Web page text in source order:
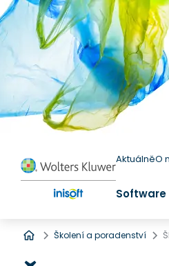
AktuálněO
Úvod
Školení a poradenství